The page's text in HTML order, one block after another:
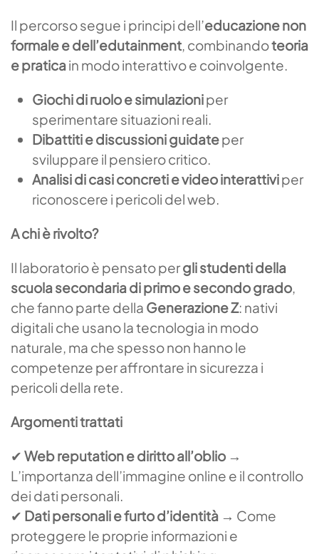
Il percorso segue i principi dell’educazione non
formale e dell’edutainment, combinandoteoria
e praticain modo interattivo e coinvolgente.
Giochi di ruolo e simulazioniper
sperimentare situazioni reali.
Dibattiti e discussioni guidateper
sviluppare il pensiero critico.
Analisi di casi concreti e video interattiviper
riconoscere i pericoli del web.
A chi è rivolto?
Il laboratorio è pensato pergli studenti della
scuola secondaria di primo e secondo grado,
che fanno parte della Generazione Z: nativi
digitali che usano la tecnologia in modo
naturale, ma che spesso non hanno le
competenze per affrontare in sicurezza i
pericoli della rete.
Argomenti trattati
✔ Web reputation e diritto all’oblio→
L’importanza dell’immagine online e il controllo
dei dati personali.
✔ Dati personali e furto d’identità → Come
proteggere le proprie informazioni e